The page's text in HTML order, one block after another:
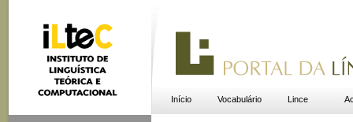
Início Vocabulário Lince